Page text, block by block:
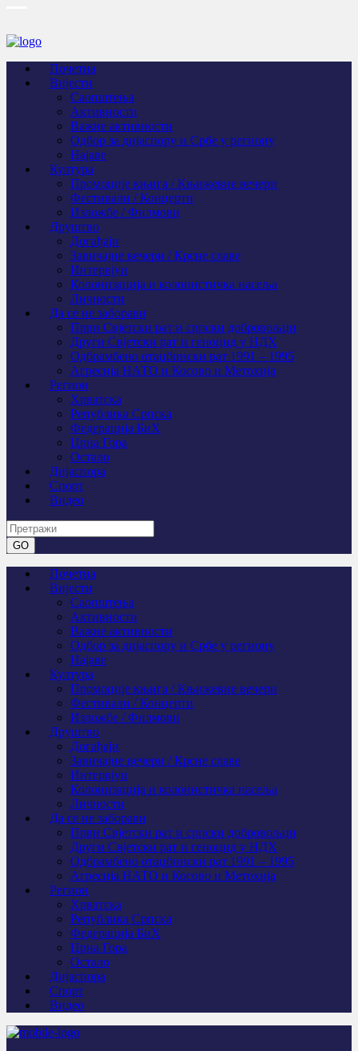
Почетна
Вијести
Саопштења
Активности
Важне активности
Одбор за дијаспору и Србе у региону
Најаве
Култура
Промоције књига / Књижевне вечери
Фестивали / Концерти
Изложбе / Филмови
Друштво
Догађаји
Завичајне вечери / Крсне славе
Интервјуи
Колонизација и колонистичка насеља
Личности
Да се не заборави
Први Свјeтски рат и српски добровољци
Други Свјетски рат и геноцид у НДХ
Одбрамбено отаџбински рат 1991 – 1995
Агресија НАТО и Косово и Метохија
Регион
Хрватска
Република Српска
Федерација БиХ
Црна Гора
Остало
Дијаспора
Спорт
Видео
Почетна
Вијести
Саопштења
Активности
Важне активности
Одбор за дијаспору и Србе у региону
Најаве
Култура
Промоције књига / Књижевне вечери
Фестивали / Концерти
Изложбе / Филмови
Друштво
Догађаји
Завичајне вечери / Крсне славе
Интервјуи
Колонизација и колонистичка насеља
Личности
Да се не заборави
Први Свјeтски рат и српски добровољци
Други Свјетски рат и геноцид у НДХ
Одбрамбено отаџбински рат 1991 – 1995
Агресија НАТО и Косово и Метохија
Регион
Хрватска
Република Српска
Федерација БиХ
Црна Гора
Остало
Дијаспора
Спорт
Видео